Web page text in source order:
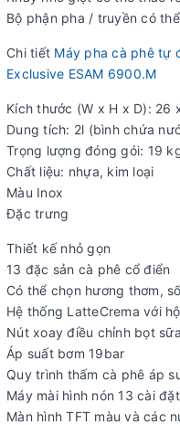
Bộ phận pha / truyền có
Chi tiết Máy pha cà phê tự
Exclusive ESAM 6900.M
Kích thước (W x H x D): 26
Dung tích: 2l (bình chứa
Trọng lượng đóng gói: 19
Chất liệu: nhựa, kim loại
Màu Inox
Đặc trưng
Thiết kế nhỏ gọn
13 đặc sản cà phê cổ điển
Có thể chọn hương thơm,
Hệ thống LatteCrema với
Nút xoay điều chỉnh bọt sữa
Áp suất bơm 19bar
Quy trình thấm cà phê áp
Máy mài hình nón 13 cài
Màn hình TFT màu và các